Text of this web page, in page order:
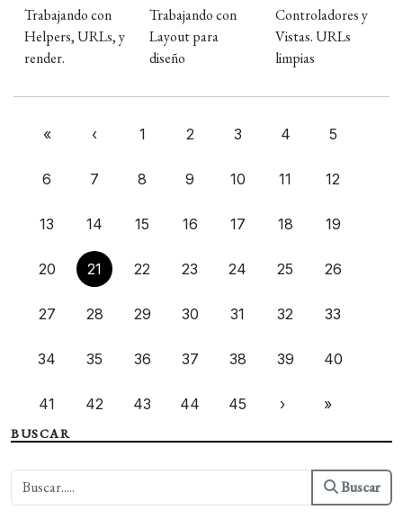
Trabajando con
Helpers, URLs, y
render.
Trabajando con
Layout para
diseño
Controladores y
Vistas. URLs
limpias
« ‹ 1 2 3 4 5
6 7 8 9 10 11 12
13 14 15 16 17 18 19
20 21 22 23 24 25 26
27 28 29 30 31 32 33
34 35 36 37 38 39 40
41 42 43 44 45 › »
BUSCAR
Buscar